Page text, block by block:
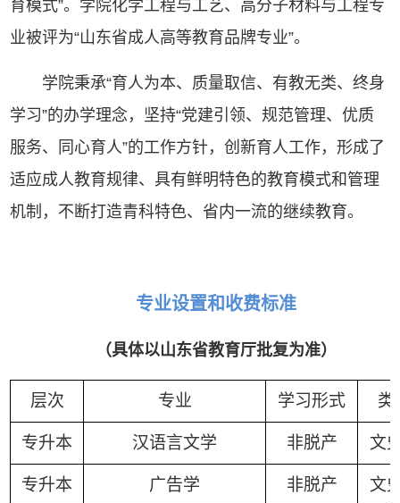
育模式”。学院化学工程与工艺、高分子材料与工程专
业被评为“山东省成人高等教育品牌专业”。
学院秉承“育人为本、质量取信、有教无类、终身
学习”的办学理念，坚持“党建引领、规范管理、优质
服务、同心育人”的工作方针，创新育人工作，形成了
适应成人教育规律、具有鲜明特色的教育模式和管理
机制，不断打造青科特色、省内一流的继续教育。
专业设置和收费标准
（具体以山东省教育厅批复为准）
层次 专业 学习形式 类
专升本 汉语言文学 非脱产 文
专升本 广告学 非脱产 文